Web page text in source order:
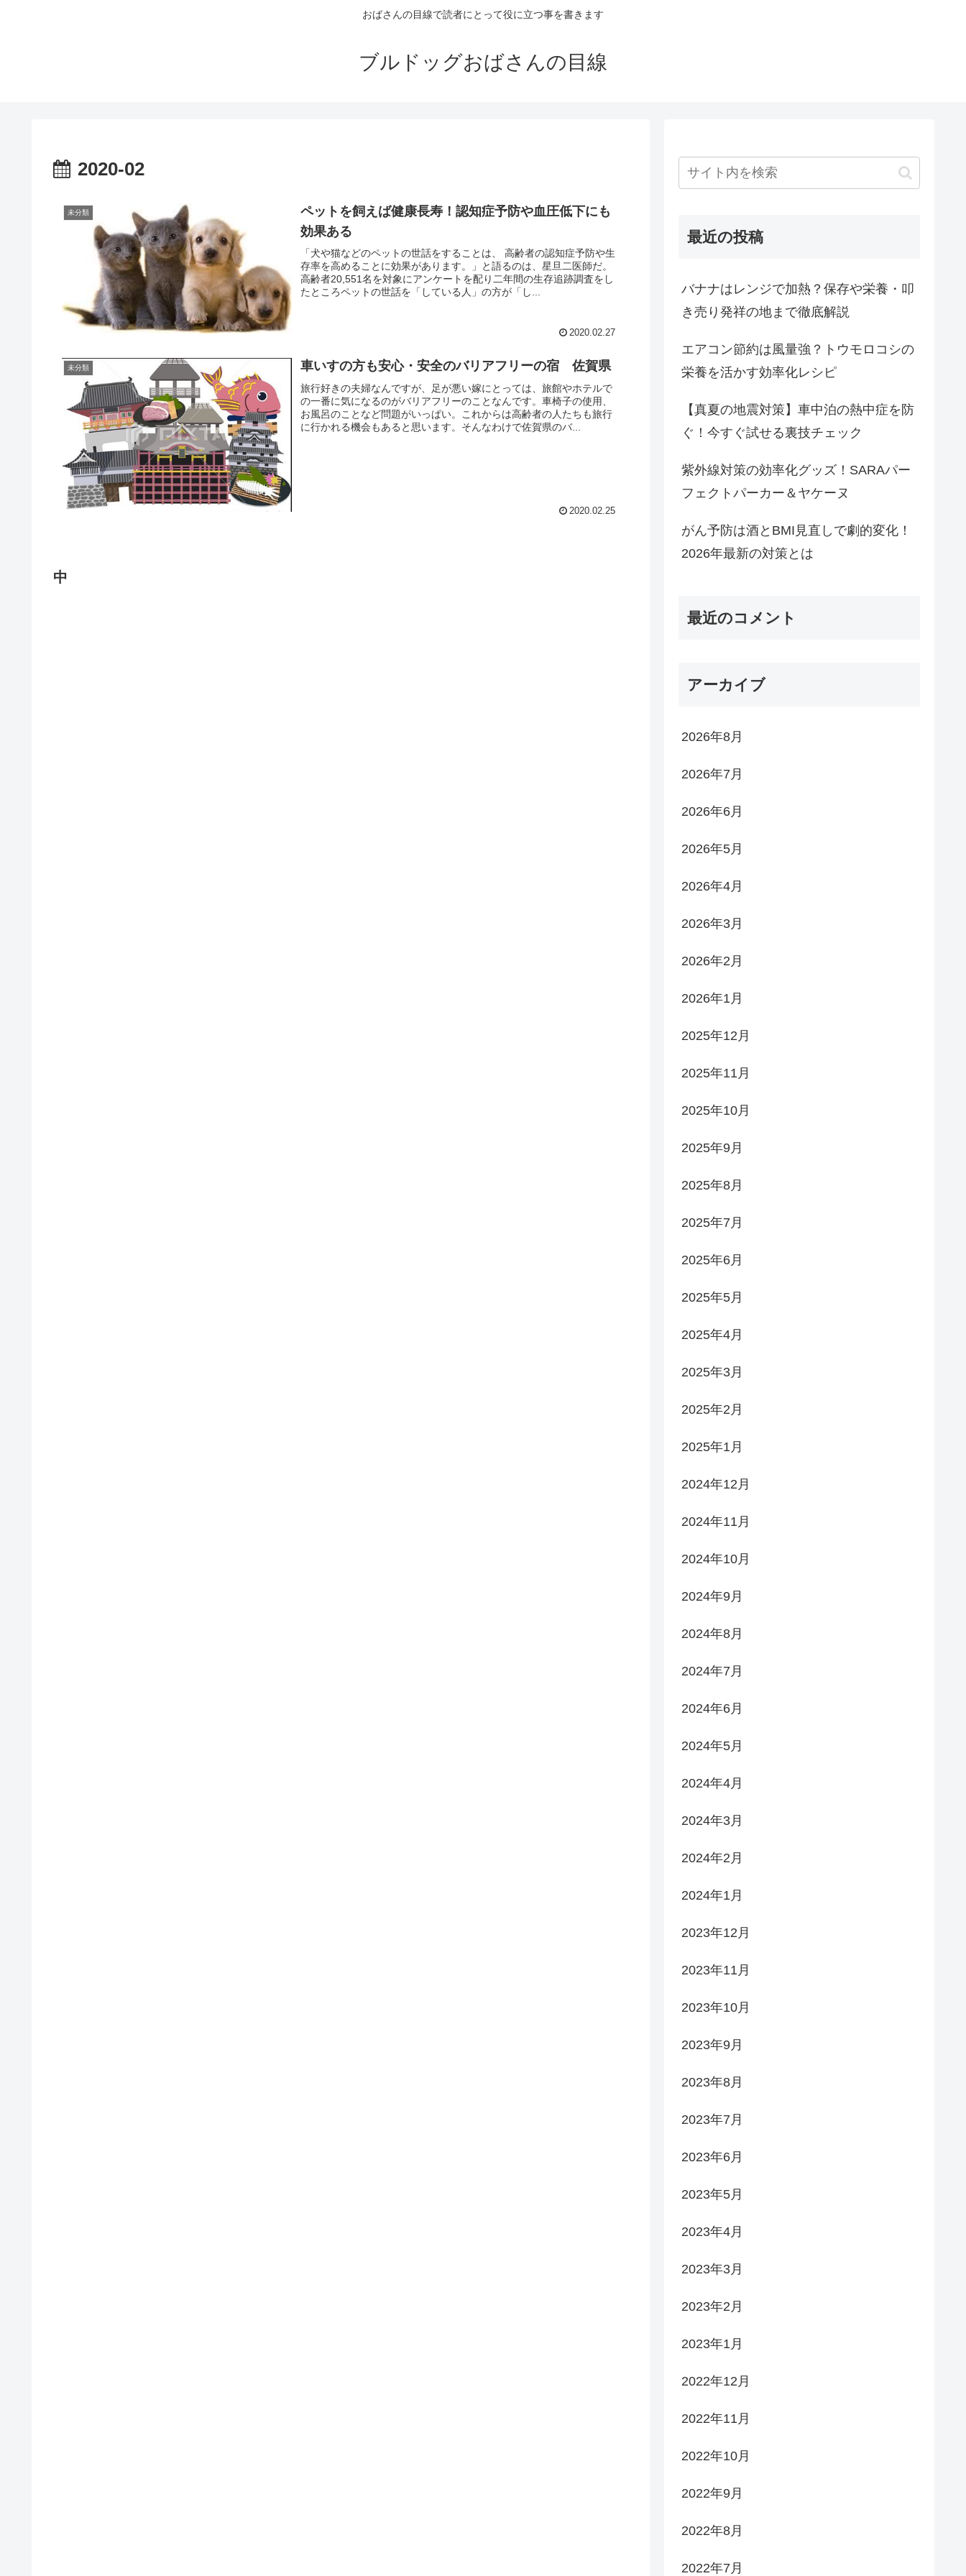
おばさんの目線で読者にとって役に立つ事を書きます
ブルドッグおばさんの目線
2020-02
未分類
ペットを飼えば健康長寿！認知症予防や血圧低下にも
効果ある
「犬や猫などのペットの世話をすることは、 高齢者の認知症予防や生
存率を高めることに効果があります。」と語るのは、星旦二医師だ。
高齢者20,551名を対象にアンケートを配り二年間の生存追跡調査をし
たところペットの世話を「している人」の方が「し...
2020.02.27
未分類 車いすの方も安心・安全のバリアフリーの宿 佐賀県
旅行好きの夫婦なんですが、足が悪い嫁にとっては、旅館やホテルで
の一番に気になるのがバリアフリーのことなんです。車椅子の使用、
お風呂のことなど問題がいっぱい。これからは高齢者の人たちも旅行
に行かれる機会もあると思います。そんなわけで佐賀県のバ...
2020.02.25
中
最近の投稿
バナナはレンジで加熱？保存や栄養・叩
き売り発祥の地まで徹底解説
エアコン節約は風量強？トウモロコシの
栄養を活かす効率化レシピ
【真夏の地震対策】車中泊の熱中症を防
ぐ！今すぐ試せる裏技チェック
紫外線対策の効率化グッズ！SARAパー
フェクトパーカー＆ヤケーヌ
がん予防は酒とBMI見直しで劇的変化！
2026年最新の対策とは
最近のコメント
アーカイブ
2026年8月
2026年7月
2026年6月
2026年5月
2026年4月
2026年3月
2026年2月
2026年1月
2025年12月
2025年11月
2025年10月
2025年9月
2025年8月
2025年7月
2025年6月
2025年5月
2025年4月
2025年3月
2025年2月
2025年1月
2024年12月
2024年11月
2024年10月
2024年9月
2024年8月
2024年7月
2024年6月
2024年5月
2024年4月
2024年3月
2024年2月
2024年1月
2023年12月
2023年11月
2023年10月
2023年9月
2023年8月
2023年7月
2023年6月
2023年5月
2023年4月
2023年3月
2023年2月
2023年1月
2022年12月
2022年11月
2022年10月
2022年9月
2022年8月
2022年7月